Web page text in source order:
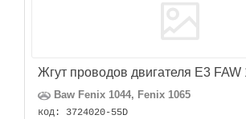
Baw Fenix 1044, Fenix 1065
код: 3724020-55D